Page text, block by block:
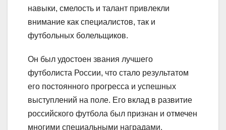
навыки, смелость и талант привлекли
внимание как специалистов, так и
футбольных болельщиков.
Он был удостоен звания лучшего
футболиста России, что стало результатом
его постоянного прогресса и успешных
выступлений на поле. Его вклад в развитие
российского футбола был признан и отмечен
многими специальными наградами.